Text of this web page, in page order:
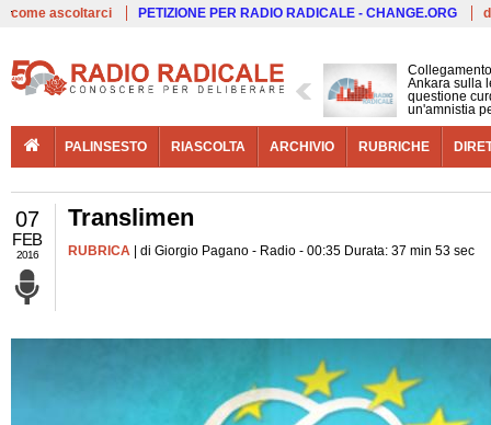
come ascoltarci PETIZIONE PER RADIO RADICALE - CHANGE.ORG
Ankara sulla
questione
un'amnistia
PALINSESTO RIASCOLTA ARCHIVIO RUBRICHE
07
FEB
2016
Translimen
RUBRICA | di Giorgio Pagano - Radio - 00:35 Durata: 37 min 53 sec